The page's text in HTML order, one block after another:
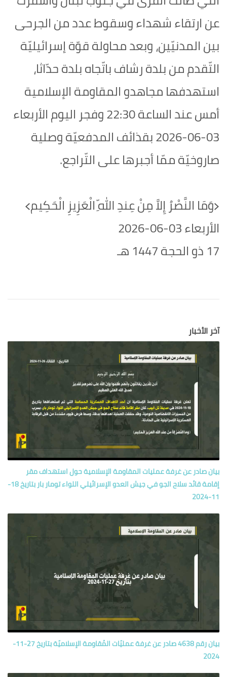
عن ارتقاء شهداء وسقوط عدد من الجرحى
بين المدنيّين، وبعد محاولة قوّة إسرائيليّة
التّقدم من بلدة رشاف باتّجاه بلدة حدّاثا،
استهدفها مجاهدو المقاومة الإسلامية
أمس عند الساعة 22:30 وفجر اليوم الأربعاء
03-06-2026 بقذائف المدفعيّة وصلية
صاروخيّة ممّا أجبرها على التّراجع.
﴿وَمَا النَّصْرُ إِلاَّ مِنْ عِندِ اللّهِ الْعَزِيزِ الْحَكِيم﴾‏
الأربعاء 03-06-2026‏
17 ذو الحجة 1447 هـ
آخر الأخبار
بيان صادر عن غرفة عمليات المقاومة الإسلامية حول‏ استهداف مقر
إقامة قائد سلاح الجو في جيش العدو الإسرائيلي اللواء تومار بار بتاريخ 18-
11-2024
بيان رقم 4638 صادر عن غرفة عمليّات المُقاومة الإسلاميّة بتاريخ 27-11-
2024